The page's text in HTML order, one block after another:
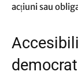
acțiuni sau